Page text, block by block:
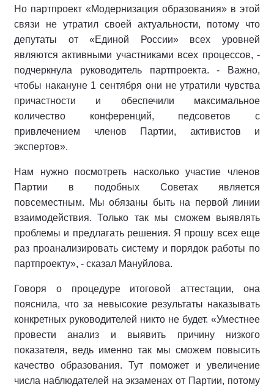
Но партпроект «Модернизация образования» в этой
связи не утратил своей актуальности, потому что
депутаты от «Единой России» всех уровней
являются активными участниками всех процессов, -
подчеркнула руководитель партпроекта. - Важно,
чтобы накануне 1 сентября они не утратили чувства
причастности и обеспечили максимальное
количество конференций, педсоветов с
привлечением членов Партии, активистов и
экспертов».
Нам нужно посмотреть насколько участие членов
Партии в подобных Советах является
повсеместным. Мы обязаны быть на первой линии
взаимодействия. Только так мы сможем выявлять
проблемы и предлагать решения. Я прошу всех еще
раз проанализировать систему и порядок работы по
партпроекту», - сказал Мануйлова.
Говоря о процедуре итоговой аттестации, она
пояснила, что за невысокие результаты наказывать
конкретных руководителей никто не будет. «Уместнее
провести анализ и выявить причину низкого
показателя, ведь именно так мы сможем повысить
качество образования. Тут поможет и увеличение
числа наблюдателей на экзаменах от Партии, потому